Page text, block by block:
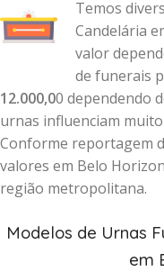
Temos
Candelária
valor
de funerais
12.000,00 dependendo
urnas influenciam
Conforme reportagem
valores em Belo
região metropolitana.
Modelos de Urnas
em